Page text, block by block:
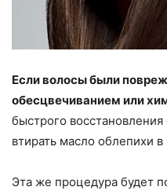
Если волосы были
обесцвечиванием или
быстрого
втирать масло облепихи
Эта же процедура будет